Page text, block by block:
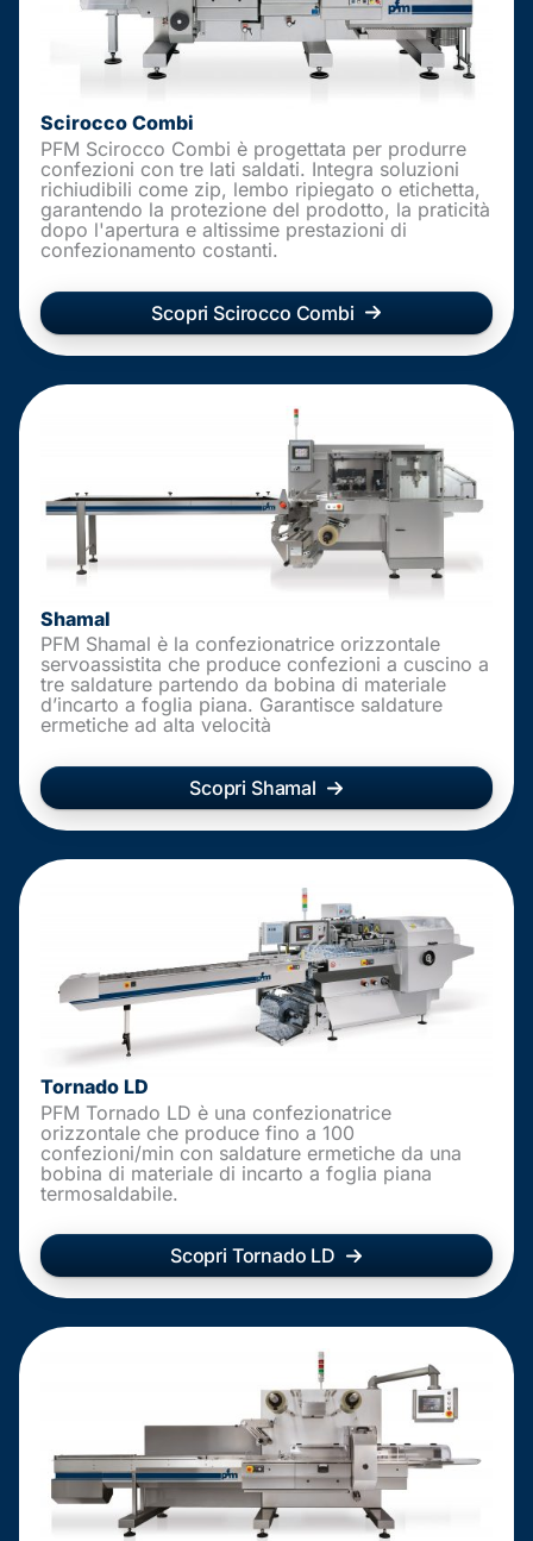
Scirocco Combi
PFM Scirocco Combi è progettata per produrre
confezioni con tre lati saldati. Integra soluzioni
richiudibili come zip, lembo ripiegato o etichetta,
garantendo la protezione del prodotto, la praticità
dopo l'apertura e altissime prestazioni di
confezionamento costanti.
Scopri Scirocco Combi
Shamal
PFM Shamal è la confezionatrice orizzontale
servoassistita che produce confezioni a cuscino a
tre saldature partendo da bobina di materiale
d’incarto a foglia piana. Garantisce saldature
ermetiche ad alta velocità
Scopri Shamal
Tornado LD
PFM Tornado LD è una confezionatrice
orizzontale che produce fino a 100
confezioni/min con saldature ermetiche da una
bobina di materiale di incarto a foglia piana
termosaldabile.
Scopri Tornado LD